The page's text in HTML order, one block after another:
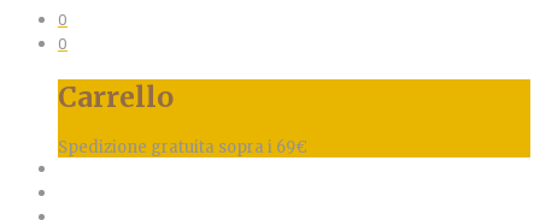
0
0
Carrello
Spedizione gratuita sopra i 69€